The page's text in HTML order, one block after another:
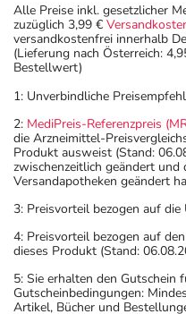
Alle Preise inkl. gesetzlicher
zuzüglich 3,99 €
versandkostenfrei innerhalb
(Lieferung nach Österreich:
Bestellwert)
1: Unverbindliche
2: MediPreis-Referenzpreis
die Arzneimittel-
Produkt ausweist (Stand:
zwischenzeitlich geändert
Versandapotheken geändert
3: Preisvorteil bezogen auf
4: Preisvorteil bezogen auf
dieses Produkt (Stand:
5: Sie erhalten den
Gutscheinbedingungen:
Artikel, Bücher und